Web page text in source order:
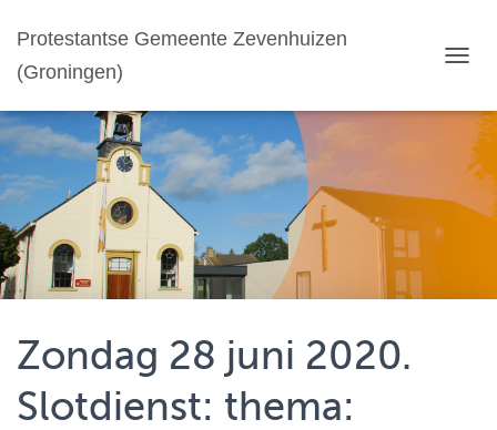
Protestantse Gemeente Zevenhuizen
(Groningen)
G
A
Zondag 28 juni 2020.
Slotdienst: thema: